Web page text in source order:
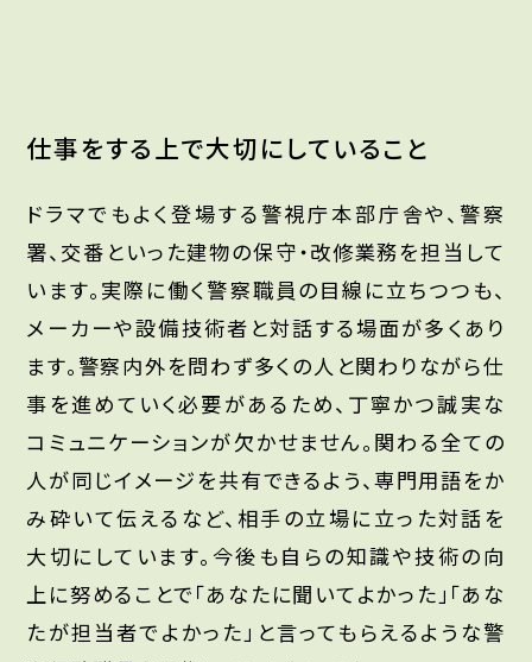
仕事をする上で大切にしていること
ドラマでもよく登場する警視庁本部庁舎や、警察
署、交番といった建物の保守・改修業務を担当して
います。実際に働く警察職員の目線に立ちつつも、
メーカーや設備技術者と対話する場面が多くあり
ます。警察内外を問わず多くの人と関わりながら仕
事を進めていく必要があるため、丁寧かつ誠実な
コミュニケーションが欠かせません。関わる全ての
人が同じイメージを共有できるよう、専門用語をか
み砕いて伝えるなど、相手の立場に立った対話を
大切にしています。今後も自らの知識や技術の向
上に努めることで「あなたに聞いてよかった」「あな
たが担当者でよかった」と言ってもらえるような警